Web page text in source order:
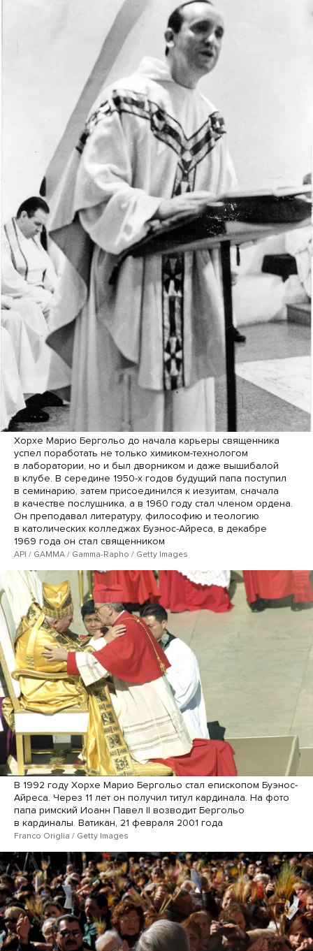
Хорхе Марио Бергольо до начала карьеры священника
успел поработать не только химиком-технологом
в лаборатории, но и был дворником и даже вышибалой
в клубе. В середине 1950-х годов будущий папа поступил
в семинарию, затем присоединился к иезуитам, сначала
в качестве послушника, а в 1960 году стал членом ордена.
Он преподавал литературу, философию и теологию
в католических колледжах Буэнос-Айреса, в декабре
1969 года он стал священником
API / GAMMA / Gamma-Rapho / Getty Images
В 1992 году Хорхе Марио Бергольо стал епископом Буэнос-
Айреса. Через 11 лет он получил титул кардинала. На фото
папа римский Иоанн Павел II возводит Бергольо
в кардиналы. Ватикан, 21 февраля 2001 года
Franco Origlia / Getty Images